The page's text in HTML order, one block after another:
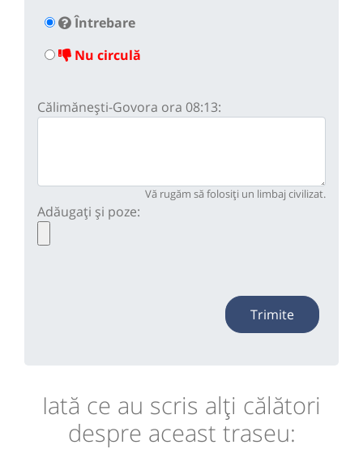
Întrebare
Nu circulă
Călimănești-Govora ora 08:13:
Vă rugăm să folosiți un limbaj civilizat.
Adăugați și poze:
Trimite
Iată ce au scris alţi călători
despre aceast traseu: